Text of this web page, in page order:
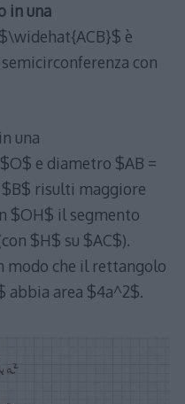
in una
è
con
una
e diametro $AB =
$B$ risulti maggiore
$OH$ il segmento
$H$ su $AC$).
modo che il rettangolo
abbia area $4a^2$.